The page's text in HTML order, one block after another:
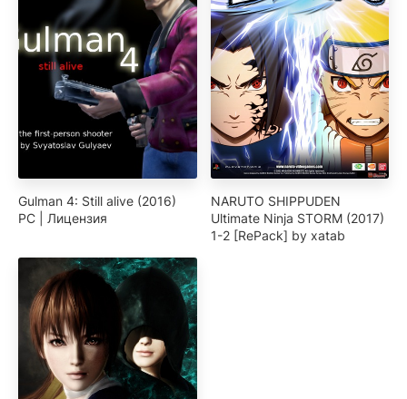
Gulman 4: Still alive (2016)
PC | Лицензия
NARUTO SHIPPUDEN
Ultimate Ninja STORM (2017)
1-2 [RePack] by xatab